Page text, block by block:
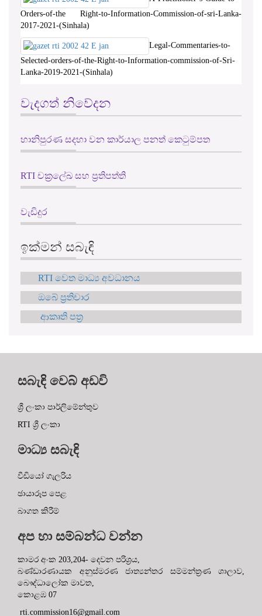
Orders-of-the Right-to-Information-Commission-of-sri-Lanka-
2017-2021-(Sinhala)
Legal-Commentaries-to-
Selected-orders-of-the-Right-to-Information-commission-of-Sri-
Lanka-2019-2021-(Sinhala)
වැදගත් නිවේදන
හානිපුරණ සදහා වන කාර්යාල පනත් කෙටුම්පත
RTI චක්‍රලේඛ සහ ප්‍රතිපත්ති
වැඩිදුර
ඉක්මන් සබැඳි
RTI වෙත මාධ්‍ය අවධානය
ඔබේ ප්‍රතිචාර
ආකෘති පත්‍ර
සබැඳි වෙබ් අඩවි
ශ්‍රී ලංකා පාර්ලිමේන්තුව
RTI ශ්‍රී ලංකා
මාධ්‍ය සබැඳි
වීඩියෝ ගැලරිය
ඡායාරූප පෙළ
බාගත කිරීම්
අප හා සම්බන්ධ වන්න
කාමර අංක 203,204- දෙවන පරිශ්‍රය,
බණ්ඩාරණායක අනුස්මරණ ජාත්‍යන්තර සම්මන්ත්‍රණ ශාලාව,
බෞද්ධාලෝක මාවත,
කොළඹ 07
rti.commission16@gmail.com